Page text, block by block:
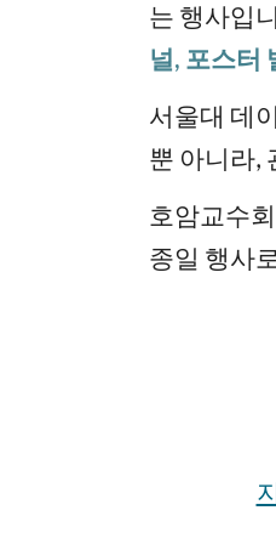
는 행사입
널, 포스터
서울대 데
뿐 아니라,
호암교수
종일 행사